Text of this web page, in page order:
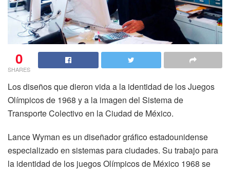
0
SHARES
Los diseños que dieron vida a la identidad de los Juegos
Olímpicos de 1968 y a la imagen del Sistema de
Transporte Colectivo en la Ciudad de México.
Lance Wyman es un diseñador gráfico estadounidense
especializado en sistemas para ciudades. Su trabajo para
la identidad de los juegos Olímpicos de México 1968 se